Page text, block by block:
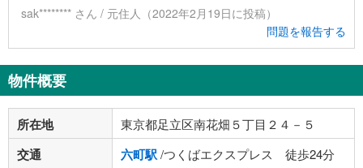
sak******** さん / 元住人（2022年2月19日に投稿）
問題を報告する
物件概要
所在地 東京都足立区南花畑５丁目２４－５
交通 六町駅/つくばエクスプレス 徒歩24分